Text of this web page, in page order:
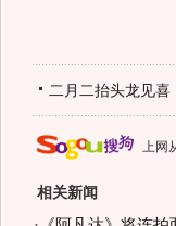
二月二抬头龙见喜
上网
相关新闻